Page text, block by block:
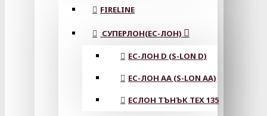
FIRELINE
СУПЕРЛОН(ЕС-ЛОН)
ЕС-ЛОН D (S-LON D)
ЕС-ЛОН АА (S-LON AA)
ЕСЛОН ТЪНЪК TEX 135